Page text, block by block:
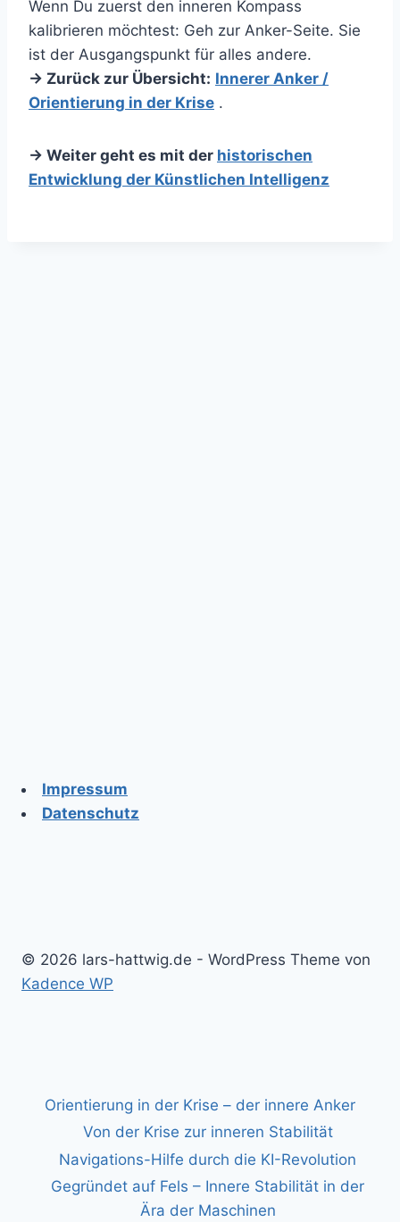
Wenn Du zuerst den inneren Kompass
kalibrieren möchtest: Geh zur Anker-Seite. Sie
ist der Ausgangspunkt für alles andere.
→ Zurück zur Übersicht: Innerer Anker /
Orientierung in der Krise .
→ Weiter geht es mit der historischen
Entwicklung der Künstlichen Intelligenz
Impressum
Datenschutz
© 2026 lars-hattwig.de - WordPress Theme von
Kadence WP
Orientierung in der Krise – der innere Anker
Von der Krise zur inneren Stabilität
Navigations-Hilfe durch die KI-Revolution
Gegründet auf Fels – Innere Stabilität in der
Ära der Maschinen